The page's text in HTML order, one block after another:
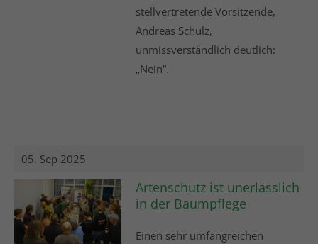
stellvertretende Vorsitzende,
Andreas Schulz,
unmissverständlich deutlich:
„Nein“.
05. Sep 2025
Artenschutz ist unerlässlich
in der Baumpflege
Einen sehr umfangreichen